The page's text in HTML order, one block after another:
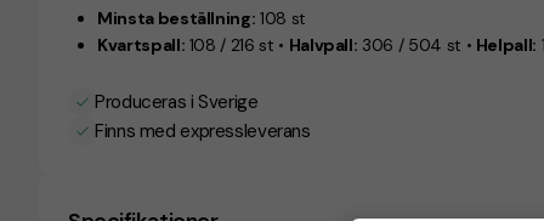
Minsta beställning: 108 st
Kvartspall: 108 / 216 st • Halvpall: 306 / 504 st • Helpall:
Produceras i Sverige
Finns med expressleverans